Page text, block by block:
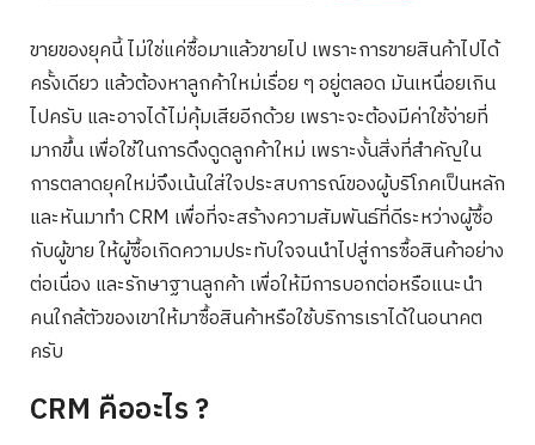
ขายของยุคนี้ ไม่ใช่แค่ซื้อมาแล้วขายไป เพราะการขายสินค้าไปได้
ครั้งเดียว แล้วต้องหาลูกค้าใหม่เรื่อย ๆ อยู่ตลอด มันเหนื่อยเกิน
ไปครับ และอาจได้ไม่คุ้มเสียอีกด้วย เพราะจะต้องมีค่าใช้จ่ายที่
มากขึ้น เพื่อใช้ในการดึงดูดลูกค้าใหม่ เพราะงั้นสิ่งที่สำคัญใน
การตลาดยุคใหม่จึงเน้นใส่ใจประสบการณ์ของผู้บริโภคเป็นหลัก
และหันมาทำ CRM เพื่อที่จะสร้างความสัมพันธ์ที่ดีระหว่างผู้ซื้อ
กับผู้ขาย ให้ผู้ซื้อเกิดความประทับใจจนนำไปสู่การซื้อสินค้าอย่าง
ต่อเนื่อง และรักษาฐานลูกค้า เพื่อให้มีการบอกต่อหรือแนะนำ
คนใกล้ตัวของเขาให้มาซื้อสินค้าหรือใช้บริการเราได้ในอนาคต
ครับ
CRM คืออะไร ?